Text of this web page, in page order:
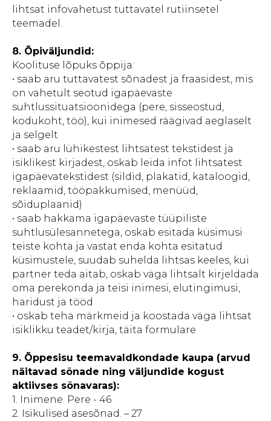
lihtsat infovahetust tuttavatel rutiinsetel
teemadel.
8. Õpiväljundid:
Koolituse lõpuks õppija:
• saab aru tuttavatest sõnadest ja fraasidest, mis
on vahetult seotud igapäevaste
suhtlussituatsioonidega (pere, sisseostud,
kodukoht, töö), kui inimesed räägivad aeglaselt
ja selgelt
• saab aru lühikestest lihtsatest tekstidest ja
isiklikest kirjadest, oskab leida infot lihtsatest
igapäevatekstidest (sildid, plakatid, kataloogid,
reklaamid, tööpakkumised, menüüd,
sõiduplaanid)
• saab hakkama igapäevaste tüüpiliste
suhtlusülesannetega, oskab esitada küsimusi
teiste kohta ja vastat enda kohta esitatud
küsimustele, suudab suhelda lihtsas keeles, kui
partner teda aitab, oskab väga lihtsalt kirjeldada
oma perekonda ja teisi inimesi, elutingimusi,
haridust ja tööd
• oskab teha märkmeid ja koostada väga lihtsat
isiklikku teadet/kirja, täita formulare
9. Õppesisu teemavaldkondade kaupa (arvud
näitavad sõnade ning väljundide kogust
aktiivses sõnavaras):
1. Inimene. Pere - 46
2. Isikulised asesõnad. – 27